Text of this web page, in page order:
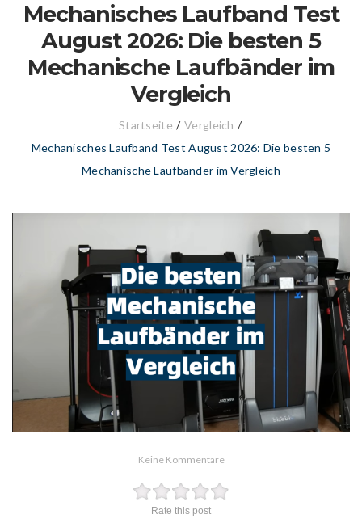
Mechanisches Laufband Test
August 2026: Die besten 5
Mechanische Laufbänder im
Vergleich
Startseite / Vergleich /
Mechanisches Laufband Test August 2026: Die besten 5
Mechanische Laufbänder im Vergleich
Keine Kommentare
Rate this post